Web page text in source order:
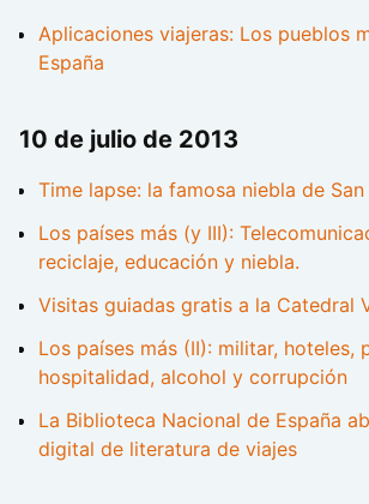
Aplicaciones viajeras: Los pueblos
España
10 de julio de 2013
Time lapse: la famosa niebla de
Los países más (y III):
reciclaje, educación y niebla.
Visitas guiadas gratis a la Catedral
Los países más (II): militar, hoteles,
hospitalidad, alcohol y corrupción
La Biblioteca Nacional de España
digital de literatura de viajes